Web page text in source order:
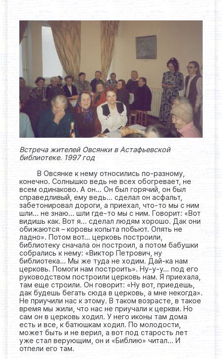
Встреча жителей Овсянки в Астафьевской
библиотеке. 1997 год
В Овсянке к нему относились по-разному,
конечно. Солнышко ведь не всех обогревает, не
всем одинаково. А он… Он был горячий, он был
справедливый, ему ведь… сделал он асфальт,
забетонировал дороги, а приехал, что-то мы с ним
шли… не знаю… шли где-то мы с ним. Говорит: «Вот
видишь как. Вот я… сделал людям хорошо. Дак они
обижаются – коровы копыта побьют. Опять не
ладно». Потом вот… церковь построили,
библиотеку сначала он построил, а потом бабушки
собрались к нему: «Виктор Петрович, ну
библиотека… Мы же туда не ходим. Дай-ка нам
церковь. Помоги нам построить». Ну-у-у… под его
руководством построили церковь нам. Я приехала,
там еще строили. Он говорит: «Ну вот, приедешь,
дак будешь бегать сюда в церковь, а мне некогда».
Не приучили нас к этому. В таком возрасте, в такое
время мы жили, что нас не приучали к церкви. Но
сам он в церковь ходил. У него иконы там дома
есть и все, к батюшкам ходил. По молодости,
может быть и не верил, а вот под старость лет
уже стал верующим, он и «Библию» читал… И
отпели его там.